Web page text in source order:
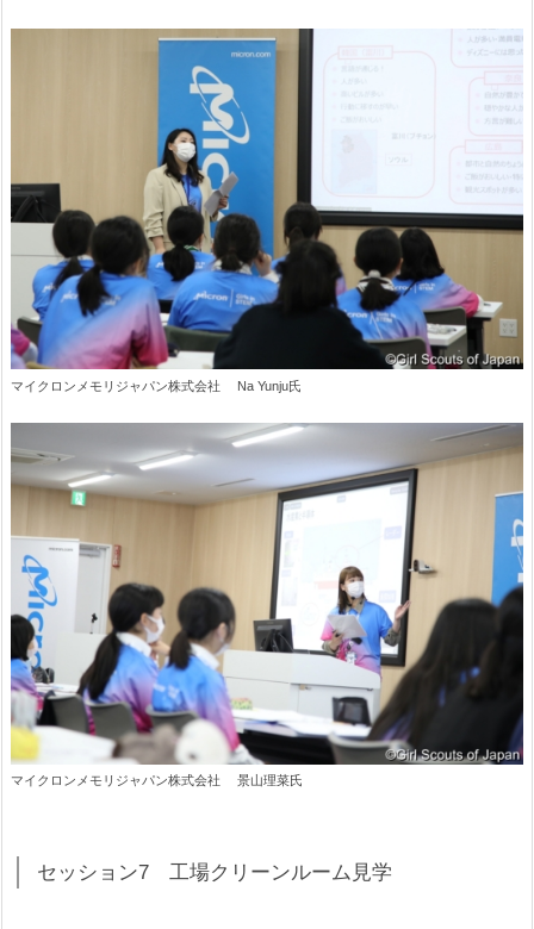
マイクロンメモリジャパン株式会社 Na Yunju氏
マイクロンメモリジャパン株式会社 景山理菜氏
セッション7 工場クリーンルーム見学